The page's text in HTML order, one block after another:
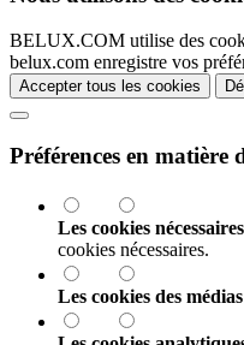
BELUX.COM utilise des
belux.com enregistre vos
Accepter tous les cookies
Préférences en matière
Les cookies
cookies nécessaires.
Les cookies des